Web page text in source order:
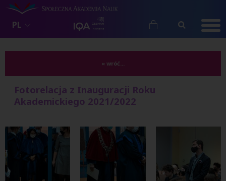
PL
« wróć...
Fotorelacja z Inauguracji Roku
Akademickiego 2021/2022